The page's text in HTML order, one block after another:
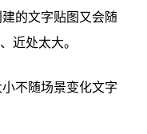
的文字贴图又会随
近处太大。
不随场景变化文字